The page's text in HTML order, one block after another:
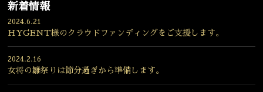
新着情報
2024.6.21
HYGENT様のクラウドファンディングをご支援します。
2024.2.16
女将の雛祭りは節分過ぎから準備します。